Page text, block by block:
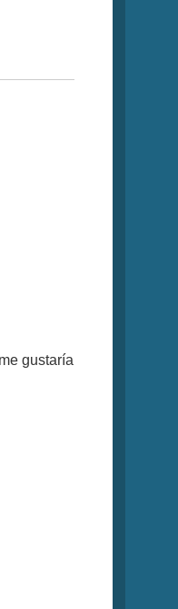
gustaría